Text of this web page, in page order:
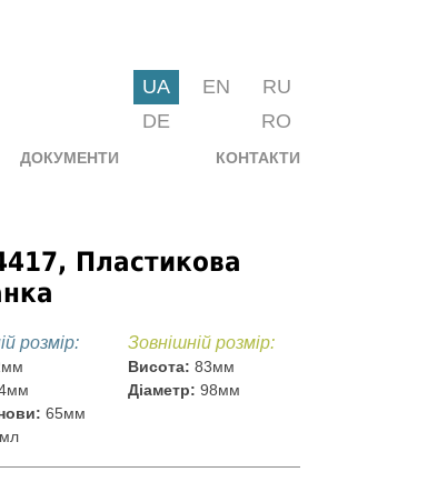
UA EN
RU
DE
RO
ДОКУМЕНТИ КОНТАКТИ
Пластикова
розмір:
65мм
Зовнішній розмір:
Висота: 83мм
Діаметр: 98мм